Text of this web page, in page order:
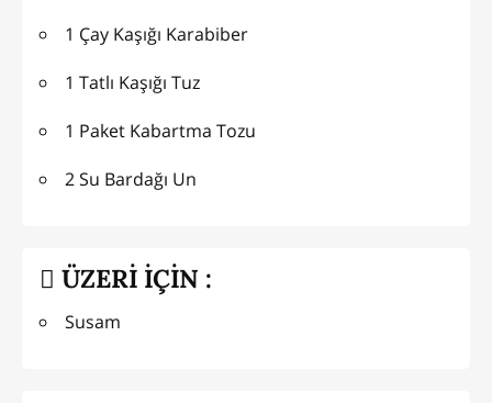
1 Çay Kaşığı Karabiber
1 Tatlı Kaşığı Tuz
1 Paket Kabartma Tozu
2 Su Bardağı Un
ÜZERİ İÇİN :
Susam